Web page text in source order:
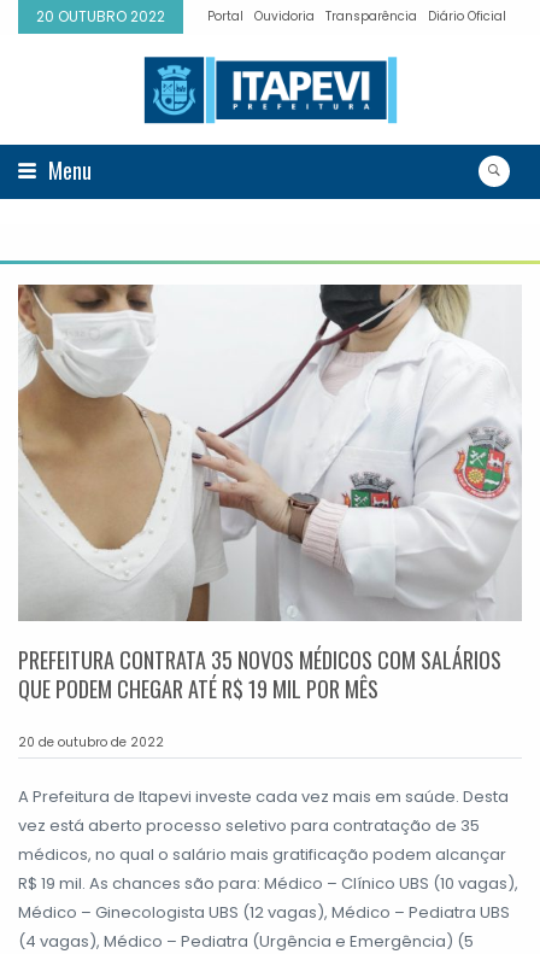
20 OUTUBRO 2022 Portal Ouvidoria Transparência Diário Oficial
Menu
PREFEITURA CONTRATA 35 NOVOS MÉDICOS COM SALÁRIOS
QUE PODEM CHEGAR ATÉ R$ 19 MIL POR MÊS
20 de outubro de 2022
A Prefeitura de Itapevi investe cada vez mais em saúde. Desta
vez está aberto processo seletivo para contratação de 35
médicos, no qual o salário mais gratificação podem alcançar
R$ 19 mil. As chances são para: Médico – Clínico UBS (10 vagas),
Médico – Ginecologista UBS (12 vagas), Médico – Pediatra UBS
(4 vagas), Médico – Pediatra (Urgência e Emergência) (5